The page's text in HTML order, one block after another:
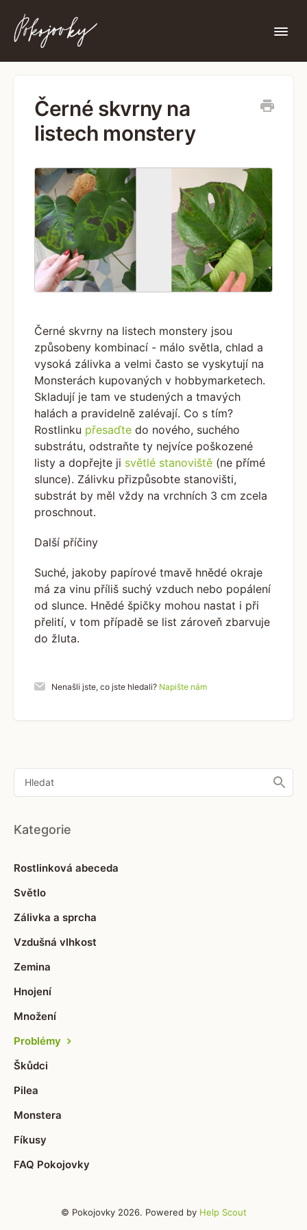
Černé skvrny na
listech monstery
Černé skvrny na listech monstery jsou
způsobeny kombinací - málo světla, chlad a
vysoká zálivka a velmi často se vyskytují na
Monsterách kupovaných v hobbymarketech.
Skladují je tam ve studených a tmavých
halách a pravidelně zalévají. Co s tím?
Rostlinku přesaďte do nového, suchého
substrátu, odstraňte ty nejvíce poškozené
listy a dopřejte ji světlé stanoviště (ne přímé
slunce). Zálivku přizpůsobte stanovišti,
substrát by měl vždy na vrchních 3 cm zcela
proschnout.
Další příčiny
Suché, jakoby papírové tmavě hnědé okraje
má za vinu příliš suchý vzduch nebo popálení
od slunce. Hnědé špičky mohou nastat i při
přelití, v tom případě se list zároveň zbarvuje
do žluta.
Nenašli jste, co jste hledali? Napište nám
Kategorie
Rostlinková abeceda
Světlo
Zálivka a sprcha
Vzdušná vlhkost
Zemina
Hnojení
Množení
Problémy
Škůdci
Pilea
Monstera
Fíkusy
FAQ Pokojovky
© Pokojovky 2026. Powered by Help Scout